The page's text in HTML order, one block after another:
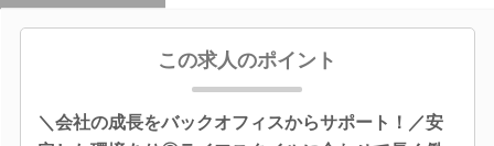
この求人のポイント
＼会社の成長をバックオフィスからサポート！／安